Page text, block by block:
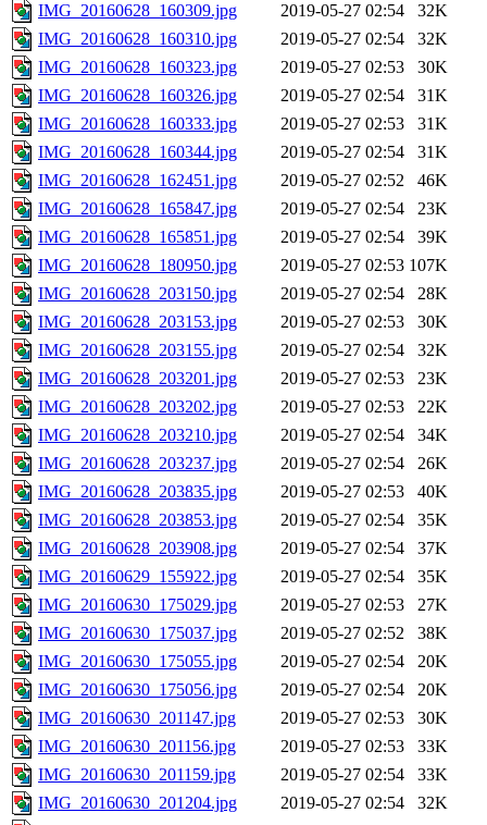
IMG_20160628_160309.jpg
2019-05-27 02:54
32K
IMG_20160628_160310.jpg
2019-05-27 02:54
32K
IMG_20160628_160323.jpg
2019-05-27 02:53
30K
IMG_20160628_160326.jpg
2019-05-27 02:54
31K
IMG_20160628_160333.jpg
2019-05-27 02:53
31K
IMG_20160628_160344.jpg
2019-05-27 02:54
31K
IMG_20160628_162451.jpg
2019-05-27 02:52
46K
IMG_20160628_165847.jpg
2019-05-27 02:54
23K
IMG_20160628_165851.jpg
2019-05-27 02:54
39K
IMG_20160628_180950.jpg
2019-05-27 02:53 107K
IMG_20160628_203150.jpg
2019-05-27 02:54
28K
IMG_20160628_203153.jpg
2019-05-27 02:53
30K
IMG_20160628_203155.jpg
2019-05-27 02:54
32K
IMG_20160628_203201.jpg
2019-05-27 02:53
23K
IMG_20160628_203202.jpg
2019-05-27 02:53
22K
IMG_20160628_203210.jpg
2019-05-27 02:54
34K
IMG_20160628_203237.jpg
2019-05-27 02:54
26K
IMG_20160628_203835.jpg
2019-05-27 02:53
40K
IMG_20160628_203853.jpg
2019-05-27 02:54
35K
IMG_20160628_203908.jpg
2019-05-27 02:54
37K
IMG_20160629_155922.jpg
2019-05-27 02:54
35K
IMG_20160630_175029.jpg
2019-05-27 02:53
27K
IMG_20160630_175037.jpg
2019-05-27 02:52
38K
IMG_20160630_175055.jpg
2019-05-27 02:54
20K
IMG_20160630_175056.jpg
2019-05-27 02:54
20K
IMG_20160630_201147.jpg
2019-05-27 02:53
30K
IMG_20160630_201156.jpg
2019-05-27 02:53
33K
IMG_20160630_201159.jpg
2019-05-27 02:54
33K
IMG_20160630_201204.jpg
2019-05-27 02:54
32K